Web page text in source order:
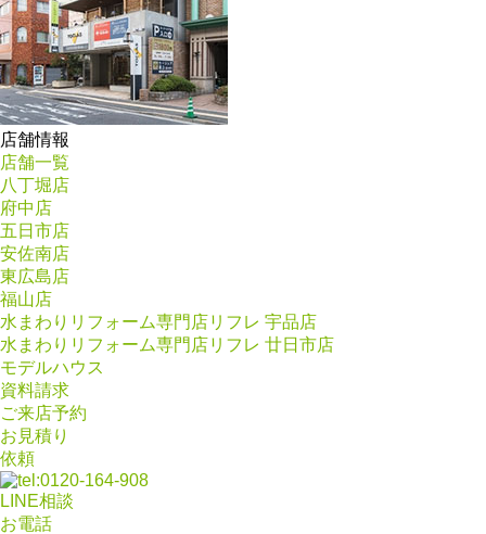
店舗情報
店舗一覧
八丁堀店
府中店
五日市店
安佐南店
東広島店
福山店
水まわりリフォーム専門店リフレ 宇品店
水まわりリフォーム専門店リフレ 廿日市店
モデルハウス
資料請求
ご来店予約
お見積り
依頼
LINE相談
お電話